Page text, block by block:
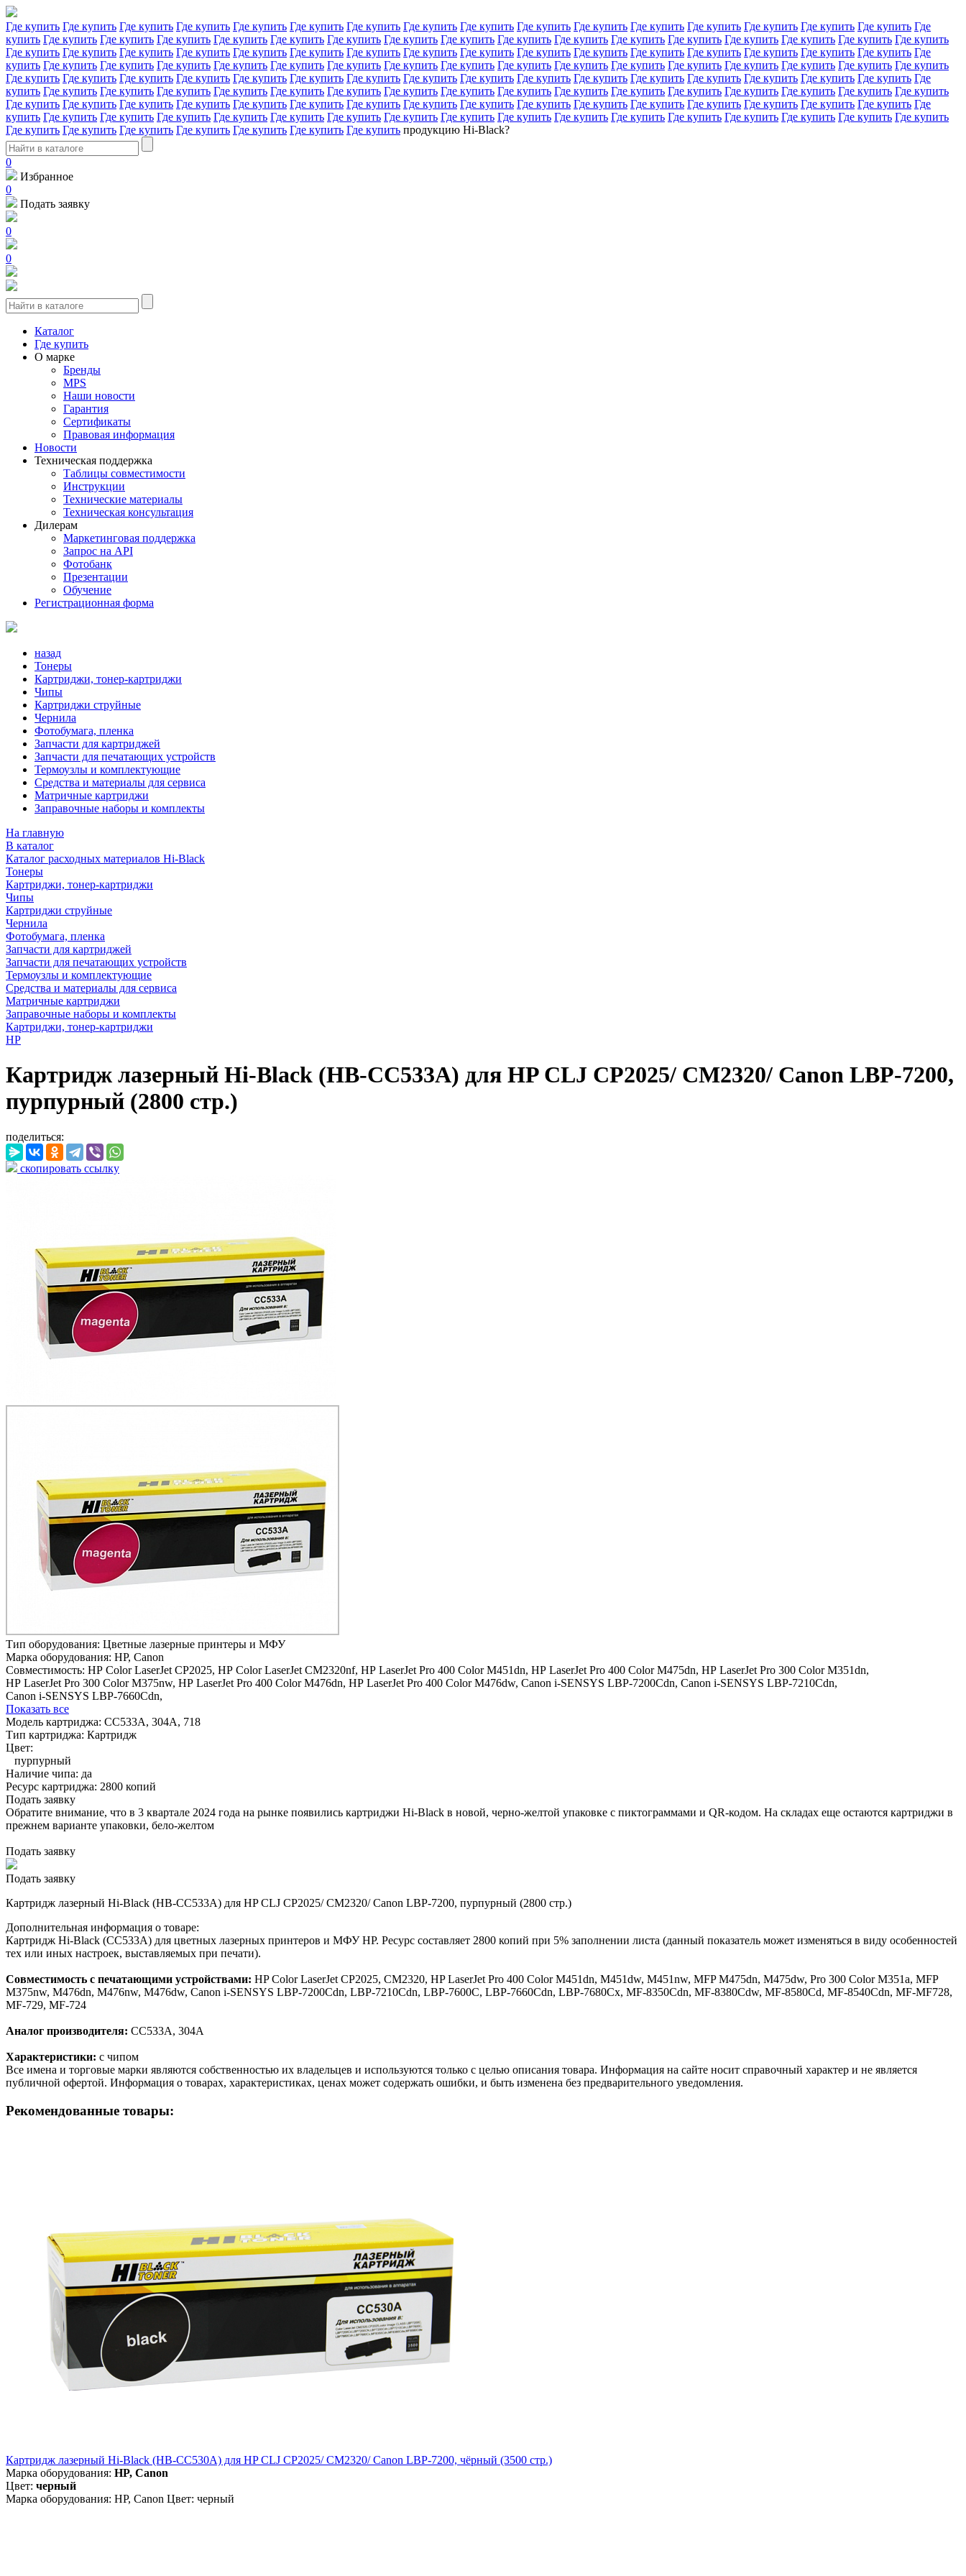
Где купить Где купить Где купить Где купить Где купить Где купить Где купить Где купить Где купить Где купить Где купить Где купить Где купить Где купить Где купить Где купить Где
купить Где купить Где купить Где купить Где купить Где купить Где купить Где купить Где купить Где купить Где купить Где купить Где купить Где купить Где купить Где купить Где купить
Где купить Где купить Где купить Где купить Где купить Где купить Где купить Где купить Где купить Где купить Где купить Где купить Где купить Где купить Где купить Где купить Где
купить Где купить Где купить Где купить Где купить Где купить Где купить Где купить Где купить Где купить Где купить Где купить Где купить Где купить Где купить Где купить Где купить
Где купить Где купить Где купить Где купить Где купить Где купить Где купить Где купить Где купить Где купить Где купить Где купить Где купить Где купить Где купить Где купить Где
купить Где купить Где купить Где купить Где купить Где купить Где купить Где купить Где купить Где купить Где купить Где купить Где купить Где купить Где купить Где купить Где купить
Где купить Где купить Где купить Где купить Где купить Где купить Где купить Где купить Где купить Где купить Где купить Где купить Где купить Где купить Где купить Где купить Где
купить Где купить Где купить Где купить Где купить Где купить Где купить Где купить Где купить Где купить Где купить Где купить Где купить Где купить Где купить Где купить Где купить
Где купить Где купить Где купить Где купить Где купить Где купить Где купить продукцию Hi-Black?
0
Избранное
0
Подать заявку
0
0
Каталог
Где купить
О марке
Бренды
MPS
Наши новости
Гарантия
Сертификаты
Правовая информация
Новости
Техническая поддержка
Таблицы совместимости
Инструкции
Технические материалы
Техническая консультация
Дилерам
Маркетинговая поддержка
Запрос на API
Фотобанк
Презентации
Обучение
Регистрационная форма
назад
Тонеры
Картриджи, тонер-картриджи
Чипы
Картриджи струйные
Чернила
Фотобумага, пленка
Запчасти для картриджей
Запчасти для печатающих устройств
Термоузлы и комплектующие
Средства и материалы для сервиса
Матричные картриджи
Заправочные наборы и комплекты
На главную
В каталог
Каталог расходных материалов Hi-Black
Тонеры
Картриджи, тонер-картриджи
Чипы
Картриджи струйные
Чернила
Фотобумага, пленка
Запчасти для картриджей
Запчасти для печатающих устройств
Термоузлы и комплектующие
Средства и материалы для сервиса
Матричные картриджи
Заправочные наборы и комплекты
Картриджи, тонер-картриджи
HP
Картридж лазерный Hi-Black (HB-CC533A) для HP CLJ CP2025/ CM2320/ Canon LBP-7200,
пурпурный (2800 стр.)
поделиться:
скопировать ссылку
Тип оборудования: Цветные лазерные принтеры и МФУ
Марка оборудования: HP, Canon
Совместимость: HP Color LaserJet CP2025, HP Color LaserJet CM2320nf, HP LaserJet Pro 400 Color M451dn, HP LaserJet Pro 400 Color M475dn, HP LaserJet Pro 300 Color M351dn,
HP LaserJet Pro 300 Color M375nw, HP LaserJet Pro 400 Color M476dn, HP LaserJet Pro 400 Color M476dw, Canon i-SENSYS LBP-7200Cdn, Canon i-SENSYS LBP-7210Cdn,
Canon i-SENSYS LBP-7660Cdn,
Показать все
Модель картриджа: CC533A, 304A, 718
Тип картриджа: Картридж
Цвет:
пурпурный
Наличие чипа: да
Ресурс картриджа: 2800 копий
Подать заявку
Обратите внимание, что в 3 квартале 2024 года на рынке появились картриджи Hi-Black в новой, черно-желтой упаковке с пиктограммами и QR-кодом. На складах еще остаются картриджи в
прежнем варианте упаковки, бело-желтом
Подать заявку
Подать заявку
Картридж лазерный Hi-Black (HB-CC533A) для HP CLJ CP2025/ CM2320/ Canon LBP-7200, пурпурный (2800 стр.)
Дополнительная информация о товаре:
Картридж Hi-Black (CC533A) для цветных лазерных принтеров и МФУ HP. Ресурс составляет 2800 копий при 5% заполнении листа (данный показатель может изменяться в виду особенностей
тех или иных настроек, выставляемых при печати).
Совместимость с печатающими устройствами: HP Color LaserJet CP2025, CM2320, HP LaserJet Pro 400 Color M451dn, M451dw, M451nw, MFP M475dn, M475dw, Pro 300 Color M351a, MFP
M375nw, M476dn, M476nw, M476dw, Canon i-SENSYS LBP-7200Cdn, LBP-7210Cdn, LBP-7600C, LBP-7660Cdn, LBP-7680Cx, MF-8350Cdn, MF-8380Cdw, MF-8580Cd, MF-8540Cdn, MF-MF728,
MF-729, MF-724
Аналог производителя: CC533A, 304A
Характеристики: с чипом
Все имена и торговые марки являются собственностью их владельцев и используются только с целью описания товара. Информация на сайте носит справочный характер и не является
публичной офертой. Информация о товарах, характеристиках, ценах может содержать ошибки, и быть изменена без предварительного уведомления.
Рекомендованные товары:
Картридж лазерный Hi-Black (HB-CC530A) для HP CLJ CP2025/ CM2320/ Canon LBP-7200, чёрный (3500 стр.)
Марка оборудования: HP, Canon
Цвет: черный
Марка оборудования: HP, Canon Цвет: черный